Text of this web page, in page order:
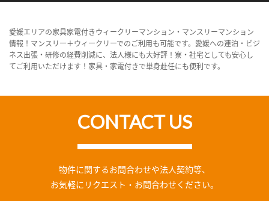
愛媛エリアの家具家電付きウィークリーマンション・マンスリーマンション
情報！マンスリー＋ウィークリーでのご利用も可能です。愛媛への連泊・ビジ
ネス出張・研修の経費削減に、法人様にも大好評！寮・社宅としても安心し
てご利用いただけます！家具・家電付きで単身赴任にも便利です。
CONTACT US
物件に関するお問合わせや法人契約等、
お気軽にリクエスト・お問合わせください。